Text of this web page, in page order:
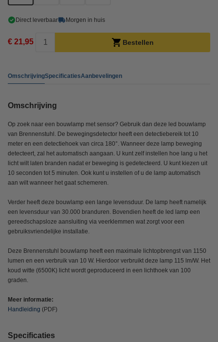
Direct leverbaar Morgen in huis
€ 21,95 Bestellen
OmschrijvingSpecificatiesAanbevelingen
Omschrijving
Op zoek naar een bouwlamp met sensor? Gebruik dan deze led bouwlamp
van Brennenstuhl. De bewegingsdetector heeft een detectiebereik tot 10
meter en een detectiehoek van circa 180°. Wanneer deze lamp beweging
detecteert, zal het automatisch aangaan. U kunt zelf instellen hoe lang u het
licht wilt laten branden nadat er beweging is gedetecteerd. U kunt kiezen uit
10 seconden tot 5 minuten. Ook kunt u instellen of u de lamp automatisch
aan wilt wanneer het gaat schemeren.
Verder heeft deze bouwlamp een lange levensduur. De lamp heeft namelijk
een levensduur van 30.000 branduren. Bovendien heeft de led lamp een
gereedschapsloze aansluiting via veerklemmen wat zorgt voor een
gebruiksvriendelijke installatie.
Deze Brennenstuhl bouwlamp heeft een maximale lichtopbrengst van 1150
lumen en een verbruik van 10 W. Hierdoor verbruikt deze lamp 115 lm/W. Het
koud witte (6500K) licht wordt geproduceerd in een lichthoek van 100
graden.
Meer informatie:
Handleiding (PDF)
Specificaties